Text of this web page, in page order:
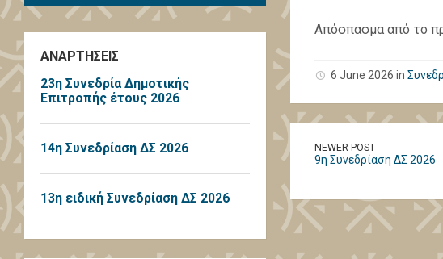
Απόσπασμα από το
6 June 2026 in
NEWER POST
9η Συνεδρίαση ΔΣ 2026
ΑΝΑΡΤΗΣΕΙΣ
23η Συνεδρία Δημοτικής
Επιτροπής έτους 2026
14η Συνεδρίαση ΔΣ 2026
13η ειδική Συνεδρίαση ΔΣ 2026